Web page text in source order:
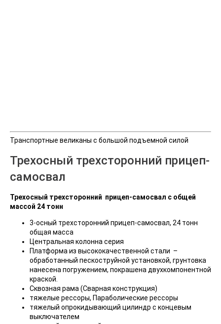
Транспортные великаны с большой подъемной силой
Трехосный трехсторонний прицеп-
самосвал
Трехосный трехсторонний прицеп-самосвал с общей
массой 24 тонн
3-осный трехсторонний прицеп-самосвал, 24 тонн
общая масса
Центральная колонна серия
Платформа из высококачественной стали –
обработанный пескоструйной установкой, грунтовка
нанесена погружением, покрашена двухкомпонентной
краской.
Сквозная рама (Сварная конструкция)
тяжелые рессоры, Параболические рессоры
тяжелый опрокидывающий цилиндр с концевым
выключателем